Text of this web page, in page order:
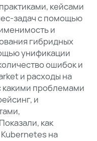
кейсами
задач с помощью
и
гибридных
унификации
ошибок и
и расходы на
какими проблемами
и
как
на